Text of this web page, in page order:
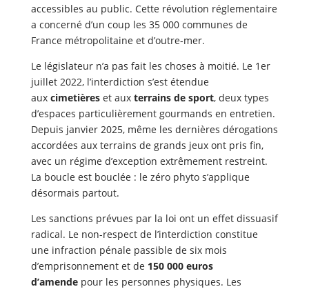
accessibles au public. Cette révolution réglementaire
a concerné d’un coup les 35 000 communes de
France métropolitaine et d’outre-mer.
Le législateur n’a pas fait les choses à moitié. Le 1er
juillet 2022, l’interdiction s’est étendue
aux cimetièreset aux terrains de sport, deux types
d’espaces particulièrement gourmands en entretien.
Depuis janvier 2025, même les dernières dérogations
accordées aux terrains de grands jeux ont pris fin,
avec un régime d’exception extrêmement restreint.
La boucle est bouclée : le zéro phyto s’applique
désormais partout.
Les sanctions prévues par la loi ont un effet dissuasif
radical. Le non-respect de l’interdiction constitue
une infraction pénale passible de six mois
d’emprisonnement et de 150 000 euros
d’amendepour les personnes physiques. Les